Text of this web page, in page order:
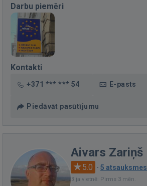
Darbu piemēri
Kontakti
+371 *** *** 54 E-pasts
Piedāvāt pasūtījumu
Aivars Zariņš
5.0 · 5 atsauksmes
Bija vietnē: Pirms 3 mēn.